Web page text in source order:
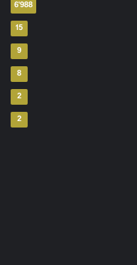
6٬988
15
9
8
2
2